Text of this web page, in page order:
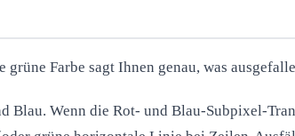
Farbe sagt Ihnen genau, was
Wenn die Rot- und Blau-Subpixel-